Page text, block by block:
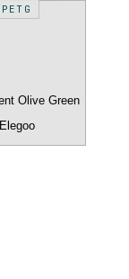
PETG
Olive Green
Elegoo